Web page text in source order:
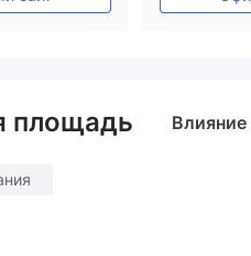
площадь Влияние